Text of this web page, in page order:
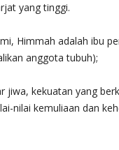
yang tinggi.
Himmah adalah ibu
anggota tubuh);
jiwa, kekuatan yang
nilai kemuliaan dan